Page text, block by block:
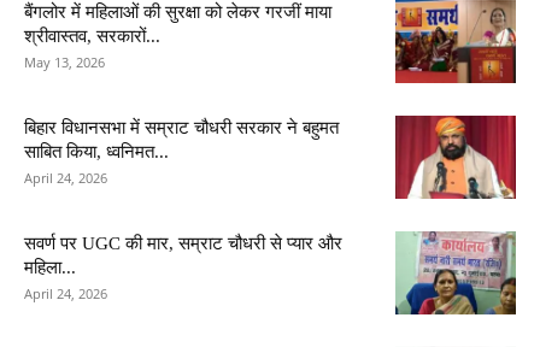
बैंगलोर में महिलाओं की सुरक्षा को लेकर गरजीं माया
श्रीवास्तव, सरकारों...
May 13, 2026
बिहार विधानसभा में सम्राट चौधरी सरकार ने बहुमत
साबित किया, ध्वनिमत...
April 24, 2026
सवर्ण पर UGC की मार, सम्राट चौधरी से प्यार और
महिला...
April 24, 2026